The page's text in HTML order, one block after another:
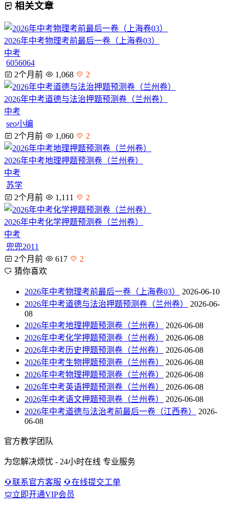
相关文章
2026年中考物理考前最后一卷（上海卷03）
中考
6056064
2个月前
1,068 2
2026年中考道德与法治押题预测卷（兰州卷）
中考
seo小编
2个月前
1,060 2
2026年中考地理押题预测卷（兰州卷）
中考
苏学
2个月前
1,111 2
2026年中考化学押题预测卷（兰州卷）
中考
兜兜2011
2个月前
617
2
猜你喜欢
2026年中考物理考前最后一卷（上海卷03）
2026-06-10
2026年中考道德与法治押题预测卷（兰州卷）
2026-06-
08
2026年中考地理押题预测卷（兰州卷）
2026-06-08
2026年中考化学押题预测卷（兰州卷）
2026-06-08
2026年中考历史押题预测卷（兰州卷）
2026-06-08
2026年中考生物押题预测卷（兰州卷）
2026-06-08
2026年中考物理押题预测卷（兰州卷）
2026-06-08
2026年中考英语押题预测卷（兰州卷）
2026-06-08
2026年中考语文押题预测卷（兰州卷）
2026-06-08
2026年中考道德与法治考前最后一卷（江西卷）
2026-
06-08
官方教学团队
为您解决烦忧 - 24小时在线 专业服务
联系官方客服
在线提交工单
立即开通VIP会员